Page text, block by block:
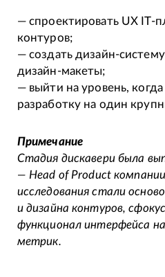
— спроектировать UX IT-
контуров;
— создать дизайн-
дизайн-макеты;
— выйти на уровень,
разработку на один
Примечание
Стадия дискавери была
— Head of Product
исследования стали
и дизайна контуров,
функционал интерфейса
метрик.